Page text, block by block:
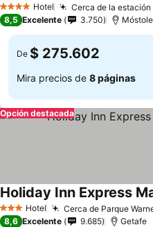
4 EstrellasHotel Cerca de la
8,5 Excelente 3.750
De $ 275.602
Mira precios de 8 páginas
Opción destacada
3 Estrellas
Hotel Cerca de Parque
Holiday Inn Express
8,6 Excelente 9.685 Getafe